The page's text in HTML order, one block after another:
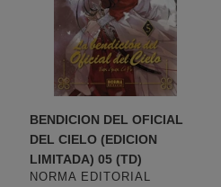
CIELO
(EDICION
LIMITADA)
(TD)
BENDICION DEL OFICIAL
DEL CIELO (EDICION
LIMITADA) 05 (TD)
PROVEEDOR
NORMA EDITORIAL